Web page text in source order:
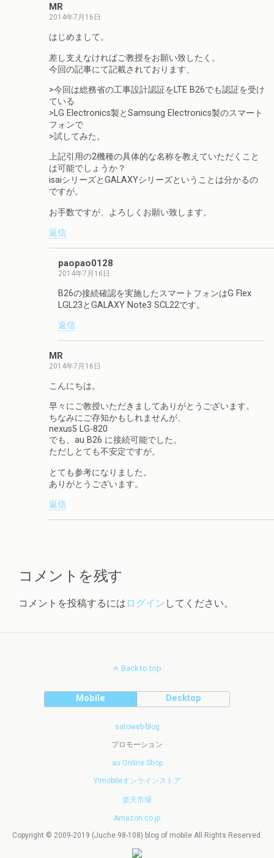
MR
2014年7月16日
はじめまして。
差し支えなければご教授をお願い致したく。
今回の記事にて記載されております、
>今回は総務省の工事設計認証をLTE B26でも認証を受け
ている
>LG Electronics製とSamsung Electronics製のスマート
フォンで
>試してみた。
上記引用の2機種の具体的な名称を教えていただくこと
は可能でしょうか？
isaiシリーズとGALAXYシリーズということは分かるの
ですが。
お手数ですが、よろしくお願い致します。
返信
paopao0128
2014年7月16日
B26の接続確認を実施したスマートフォンはG Flex
LGL23とGALAXY Note3 SCL22です。
返信
MR
2014年7月16日
こんにちは。
早々にご教授いただきましてありがとうございます。
ちなみにご存知かもしれませんが、
nexus5 LG-820
でも、au B26 に接続可能でした。
ただしとても不安定ですが。
とても参考になりました。
ありがとうございます。
返信
コメントを残す
コメントを投稿するには ログイン してください。
Back to top
Mobile Desktop
satoweb-blog
プロモーション
au Online Shop
Y!mobileオンラインストア
楽天市場
Amazon.co.jp
Copyright © 2009-2019 (Juche 98-108) blog of mobile All Rights Reserved.